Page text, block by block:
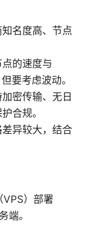
名度高、节点
的速度与
要考虑波动。
密传输、无日
合规。
异较大，结合
VPS）部署
端。